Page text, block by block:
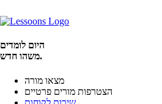
היום לומדים
משהו חדש.
מצאו מורה
הצטרפות מורים פרטיים